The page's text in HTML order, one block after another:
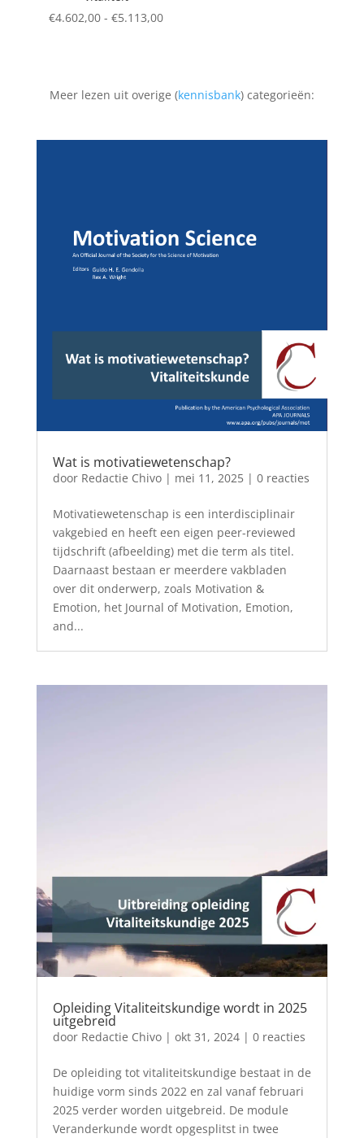
€4.602,00 - €5.113,00Prijsklasse:
Meer lezen uit overige (kennisbank) categorieën:
Wat is motivatiewetenschap?
door Redactie Chivo| mei 11, 2025| 0 reacties
Motivatiewetenschap is een interdisciplinair
vakgebied en heeft een eigen peer-reviewed
tijdschrift (afbeelding) met die term als titel.
Daarnaast bestaan er meerdere vakbladen
over dit onderwerp, zoals Motivation &
Emotion, het Journal of Motivation, Emotion,
and...
Opleiding Vitaliteitskundige wordt in 2025
uitgebreid
door Redactie Chivo| okt 31, 2024| 0 reacties
De opleiding tot vitaliteitskundige bestaat in de
huidige vorm sinds 2022 en zal vanaf februari
2025 verder worden uitgebreid. De module
Veranderkunde wordt opgesplitst in twee